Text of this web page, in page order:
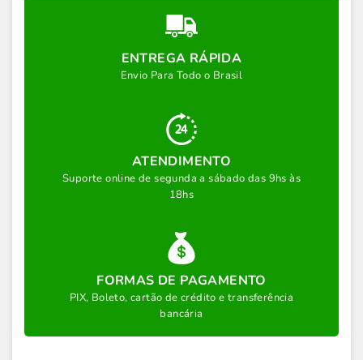
ENTREGA RÁPIDA
Envio Para Todo o Brasil
ATENDIMENTO
Suporte online de segunda a sábado das 9hs às
18hs
FORMAS DE PAGAMENTO
PIX, Boleto, cartão de crédito e transferência
bancária